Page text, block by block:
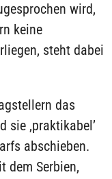
wird,
keine
steht dabei
das
sie ‚praktikabel’
abschieben.
dem Serbien,